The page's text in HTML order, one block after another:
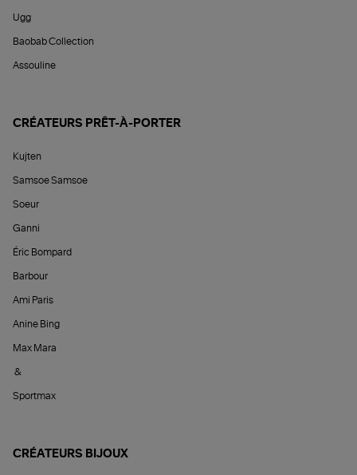
Ugg
Baobab Collection
Assouline
CRÉATEURS PRÊT-À-PORTER
Kujten
Samsoe Samsoe
Soeur
Ganni
Éric Bompard
Barbour
Ami Paris
Anine Bing
Max Mara
&
Sportmax
CRÉATEURS BIJOUX